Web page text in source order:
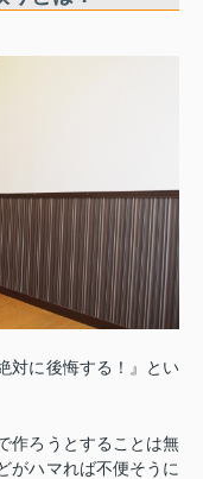
対に後悔する！』とい
作ろうとすることは無
がハマれば不便そうに